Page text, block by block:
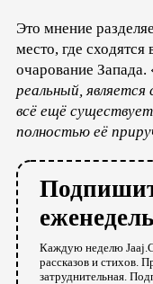
Это мнение
место, где
очарование Запада.
реальный,
всё ещё существует
полностью её
Каждую неделю
рассказов и стихов.
затруднительная.